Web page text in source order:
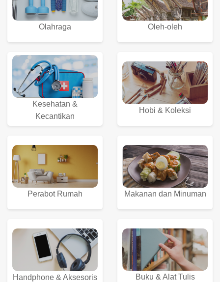
Olahraga Oleh-oleh
Kesehatan &
Kecantikan
Hobi & Koleksi
Perabot Rumah Makanan dan Minuman
Handphone & Aksesoris Buku & Alat Tulis